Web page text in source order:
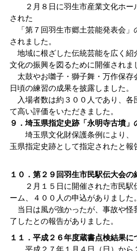
２月８日に羽生市産業文化ホー
された
「第７回羽生市郷土芸能発表会」
されました。
地域に根ざした伝統芸能を広く紹
文化の振興を図るために開催されま
太鼓やお囃子・獅子舞・万作保存
日頃の練習の成果を披露しました。
入場者数は約３００人であり、各
て高い評価をいただきました。
９．埼玉県指定史跡「永明寺古墳」
埼玉県文化財保護条例により、
玉県指定史跡として指定されたと報
１０．第２９回羽生市民駅伝大会の
２月１５日に開催された市民駅
ーム、４００人の申込がありました。
当日は風が強かったが、事故や怪
了したとの報告がありました。
１１．平成２６年度蔵書点検結果に